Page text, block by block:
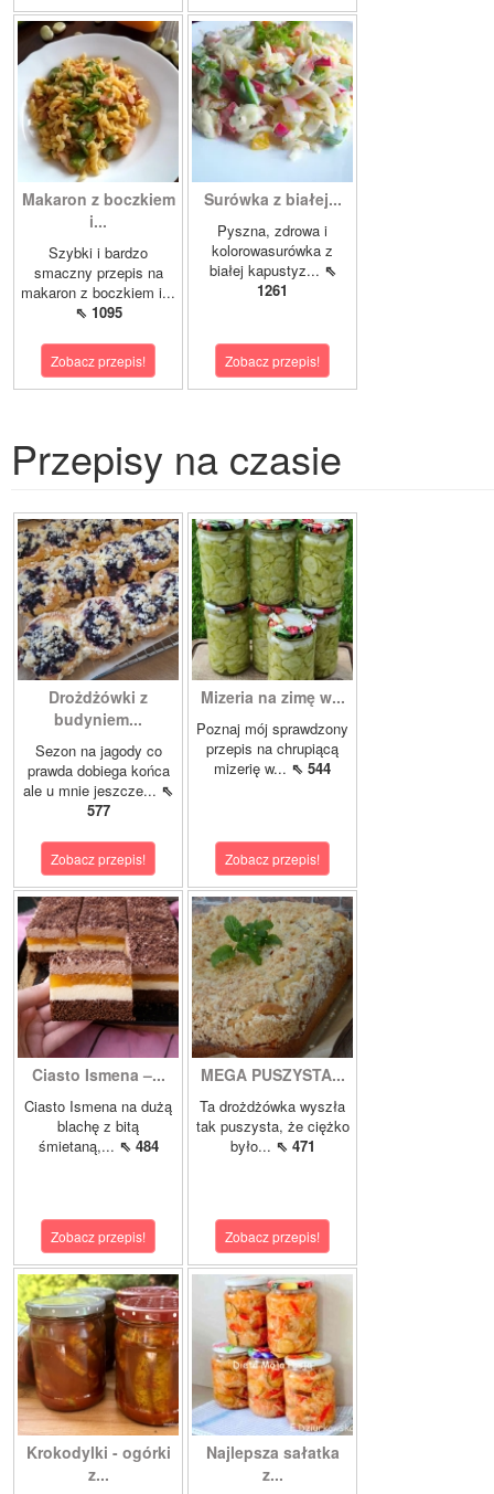
Makaron z boczkiem
i...
Szybki i bardzo
smaczny przepis na
makaron z boczkiem i...
⇖ 1095
Zobacz przepis!
Surówka z białej...
Pyszna, zdrowa i
kolorowasurówka z
białej kapustyz... ⇖
1261
Zobacz przepis!
Przepisy na czasie
Drożdżówki z
budyniem...
Sezon na jagody co
prawda dobiega końca
ale u mnie jeszcze... ⇖
577
Zobacz przepis!
Mizeria na zimę w...
Poznaj mój sprawdzony
przepis na chrupiącą
mizerię w... ⇖ 544
Zobacz przepis!
Ciasto Ismena –...
Ciasto Ismena na dużą
blachę z bitą
śmietaną,... ⇖ 484
Zobacz przepis!
MEGA PUSZYSTA...
Ta drożdżówka wyszła
tak puszysta, że ciężko
było... ⇖ 471
Zobacz przepis!
Krokodylki - ogórki
z...
Najlepsza sałatka
z...